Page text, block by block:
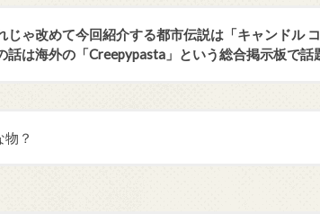
じゃ改めて今回紹介する都市伝説は「キャンドル
話は海外の「Creepypasta」という総合掲示板で話
？